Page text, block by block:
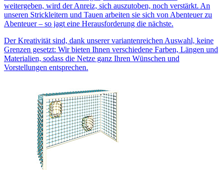
weitergeben, wird der Anreiz, sich auszutoben, noch verstärkt. An
unseren Strickleitern und Tauen arbeiten sie sich von Abenteuer zu
Abenteuer – so jagt eine Herausforderung die nächste.
Der Kreativität sind, dank unserer variantenreichen Auswahl, keine
Grenzen gesetzt: Wir bieten Ihnen verschiedene Farben, Längen und
Materialien, sodass die Netze ganz Ihren Wünschen und
Vorstellungen entsprechen.